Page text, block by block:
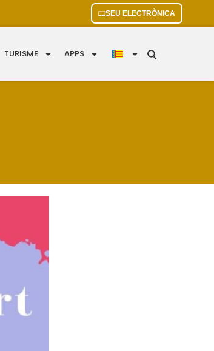
SEU ELECTRÒNICA
TURISME APPS